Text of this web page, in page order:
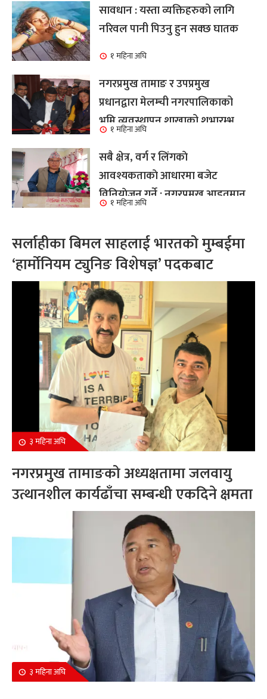
सावधान : यस्ता व्यक्तिहरुको लागि
नरिवल पानी पिउनु हुन सक्छ घातक
१ महिना अघि
नगरप्रमुख तामाङ र उपप्रमुख
प्रधानद्वारा मेलम्ची नगरपालिकाको
भूमि व्यवस्थापन शाखाको शुभारम्भ
कार्य सम्पन्न
१ महिना अघि
सबै क्षेत्र, वर्ग र लिंगकाे
आवश्यकताकाे आधारमा बजेट
विनियाेजन गर्ने : नगरप्रमुख आइतमान
तामाङ
१ महिना अघि
सर्लाहीका बिमल साहलाई भारतको मुम्बईमा
‘हार्मोनियम ट्युनिङ विशेषज्ञ’ पदकबाट
सम्मानित
३ महिना अघि
नगरप्रमुख तामाङको अध्यक्षतामा जलवायु
उत्थानशील कार्यढाँचा सम्बन्धी एकदिने क्षमता
अभिवृद्धि कार्यक्रम सम्पन्न
३ महिना अघि